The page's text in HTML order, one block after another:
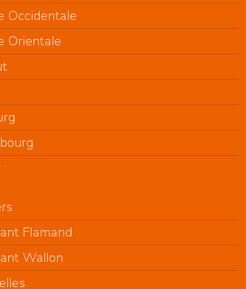
Occidentale
Orientale
Flamand
Wallon